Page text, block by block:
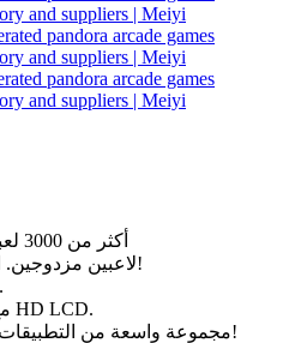
3. أكثر من 3000 لعبة كلاسيكية ، لعبة قتال مثيرة
4. لاعبين مزدوجين. العب مع الأصدقاء ، أكثر متعة!
5. أجزاء عالية الجودة من الجهاز.
6. مع شاشة عالية الدقة 32 بوصة HD LCD.
7. مجموعة واسعة من التطبيقات. تكلفة منخفضة ودخل مرتفع!